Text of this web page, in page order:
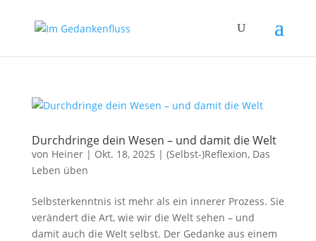
Durchdringe dein Wesen – und damit die Welt
von Heiner| Okt. 18, 2025 | (Selbst-)Reflexion, Das
Leben üben
Selbsterkenntnis ist mehr als ein innerer Prozess. Sie
verändert die Art, wie wir die Welt sehen – und
damit auch die Welt selbst. Der Gedanke aus einem